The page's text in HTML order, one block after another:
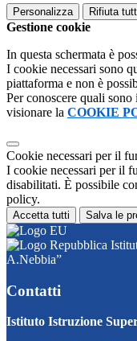
Personalizza Rifiuta
Gestione cookie
In questa schermata è
I cookie necessari sono
piattaforma e non è
Per conoscere quali
visionare la COOKIE
Cookie necessari per il
I cookie necessari per il
disabilitati. È possibile
policy.
Accetta tutti Salva le
A.Nebbia”
Contatti
Istituto Istruzione